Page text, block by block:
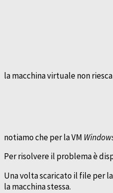
la macchina virtuale non
notiamo che per la VM
Per risolvere il problema è
Una volta scaricato il file per
la macchina stessa.